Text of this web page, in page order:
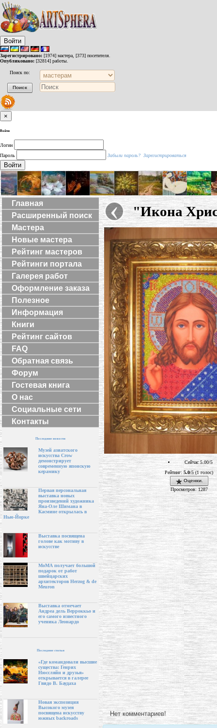
Войти
Зарегистрировано: [1974] мастера, [373] посетителя.
Опубликовано: [32814] работы.
Поиск по:
×
Войти
Логин
Пароль
Забыли пароль? Зарегистрироваться
Войти
Главная
Расширенный поиск
Мастера
Новые мастера
Рейтинг мастеров
Рейтинги портала
Галерея работ
Оформление заказа
Полезное
Информация
Книги
Рейтинг сайтов
FAQ
Обратная связь
Форум
Гостевая книга
О нас
Социальные сети
Контакты
Последние новости
Музей азиатского
искусства Crow
демонстрирует
современную японскую
керамику
Первая персональная
выставка новых
произведений художника
Яна-Оле Шимана в
Касмине открылась в
Нью-Йорке
Выставка посвящена
голове как мотиву в
искусстве
МоМА получает большой
подарок от работ
швейцарских
архитекторов Herzog & de
Meuron
Выставка отмечает
Андреа дель Верроккьо и
его самого известного
ученика Леонардо
Последние статьи
«Где командовали высшие
существа: Генрих
Нюссляйн и друзья»
открывается в галерее
Гвидо В. Баудаха
Новая экспозиция
Высокого музея
посвящена искусству
южных backroads
‹ "Икона
Сейчас 5.00/5
Рейтинг: 5.0/5 (1 голос)
Оценки.
Просмотров: 1287
Нет комментариев!